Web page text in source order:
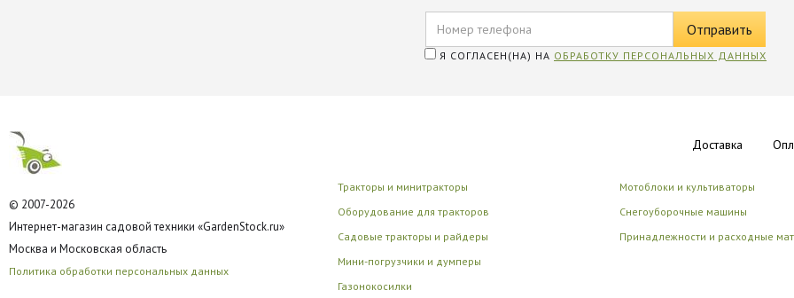
Я СОГЛАСЕН(НА) НА ОБРАБОТКУ ПЕРСОНАЛЬНЫХ ДАННЫХ
© 2007-2026
Интернет-магазин садовой техники «GardenStock.ru»
Москва и Московская область
Политика обработки персональных данных
Доставка
Тракторы и минитракторы
Оборудование для тракторов
Садовые тракторы и райдеры
Мини-погрузчики и думперы
Газонокосилки
Мотоблоки и культиваторы
Снегоуборочные машины
Принадлежности и расходные